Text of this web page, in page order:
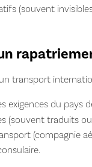
(souvent
transport
exigences du pays
(souvent traduits ou
(compagnie